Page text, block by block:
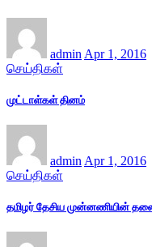
admin Apr 1, 2016
செய்திகள்
முட்டாள்கள் தினம்
admin Apr 1, 2016
செய்திகள்
தமிழர் தேசிய முன்னணியின்